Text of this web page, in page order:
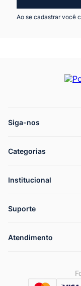
Ao se cadastrar você
Siga-nos
Categorias
Institucional
Suporte
Atendimento